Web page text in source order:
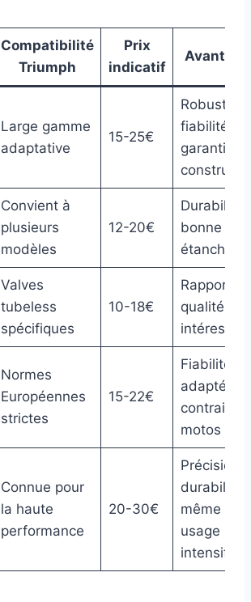
Compatibilité
Triumph
Prix
indicatif
Large gamme
adaptative
15-25€
fiabilité et
garantie
Convient à
plusieurs
modèles
12-20€
Durabilité
bonne
étanchéité
Valves
tubeless
spécifiques
10-18€
Rapport
qualité-
Normes
Européennes
strictes
15-22€
Fiabilité
adaptée
motos
Connue pour
la haute
performance
20-30€
Précision
durabilité
même en
usage
intensif